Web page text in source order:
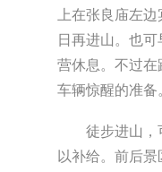
上在张良庙左
日再进山。也
营休息。不过在
车辆惊醒的准备
徒步进山，
以补给。前后